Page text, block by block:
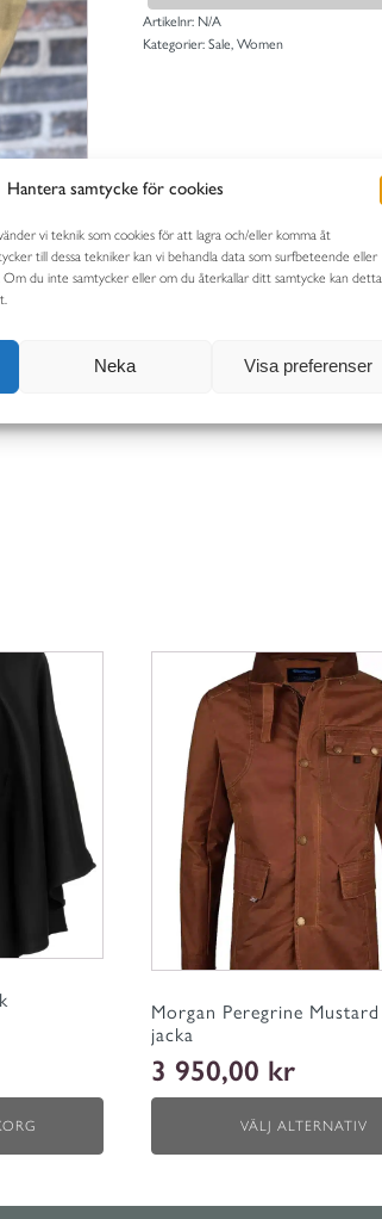
Hantera samtycke för cookies
vi teknik som cookies för att lagra och/eller komma åt
till dessa tekniker kan vi behandla data som surfbeteende eller
du inte samtycker eller om du återkallar ditt samtycke kan detta
Neka Visa preferenser
mängd
Artikelnr: N/A
Kategorier:Sale,Women
Morgan Peregrine
jacka
3 950,00 kr
VÄLJ ALTERNATIV
produkten
varianter.
olika
alternativen
väljas
produktsidan